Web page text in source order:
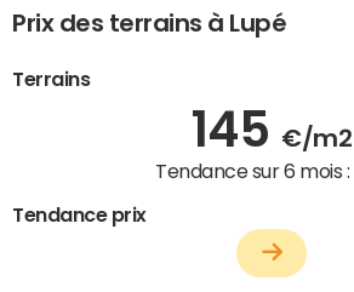
Prix des terrains à Lupé
Terrains
145 €/m2
Tendance sur 6 mois :
Tendance prix